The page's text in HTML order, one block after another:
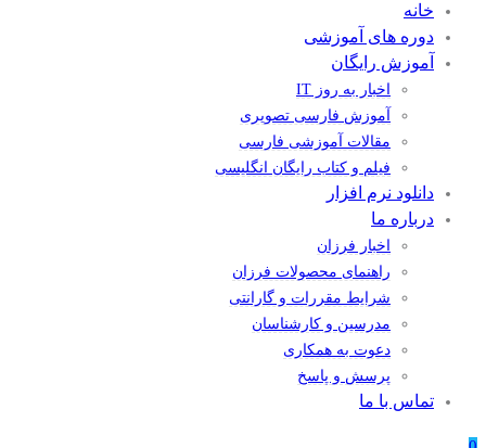
خانه
دوره های آموزشی
آموزش رایگان
اخبار به روز IT
آموزش فارسی تصویری
مقالات آموزشی فارسی
فیلم و کتاب رایگان انگلیسی
دانلود نرم افزار
درباره ما
اخبار فرزان
راهنمای محصولات فرزان
شرایط مقررات و گارانتی
مدرسین و کارشناسان
دعوت به همکاری
پرسش و پاسخ
تماس با ما